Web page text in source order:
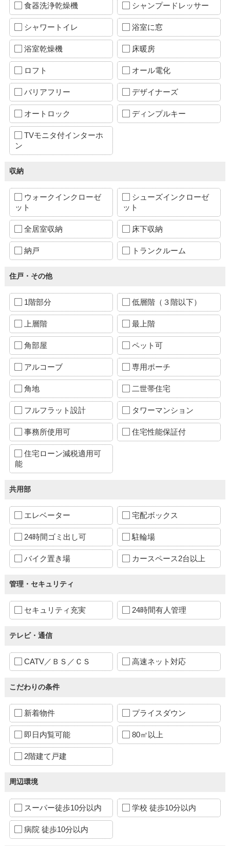
食器洗浄乾燥機 シャンプードレッサー
シャワートイレ 浴室に窓
浴室乾燥機 床暖房
ロフト オール電化
バリアフリー デザイナーズ
オートロック ディンプルキー
TVモニタ付インターホ
ン
収納
ウォークインクローゼ
ット
シューズインクローゼ
ット
全居室収納 床下収納
納戸 トランクルーム
住戸・その他
1階部分 低層階（３階以下）
上層階 最上階
角部屋 ペット可
アルコーブ 専用ポーチ
角地 二世帯住宅
フルフラット設計 タワーマンション
事務所使用可 住宅性能保証付
住宅ローン減税適用可
能
共用部
エレベーター 宅配ボックス
24時間ゴミ出し可 駐輪場
バイク置き場 カースペース2台以上
管理・セキュリティ
セキュリティ充実 24時間有人管理
テレビ・通信
CATV／ＢＳ／ＣＳ 高速ネット対応
こだわりの条件
新着物件 プライスダウン
即日内覧可能 80㎡以上
2階建て戸建
周辺環境
スーパー徒歩10分以内 学校 徒歩10分以内
病院 徒歩10分以内